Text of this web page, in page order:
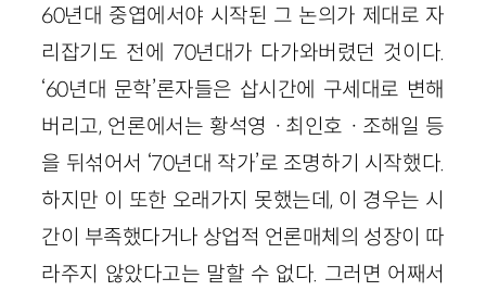
60년대 중엽에서야 시작된 그 논의가 제대로 자
리잡기도 전에 70년대가 다가와버렸던 것이다.
‘60년대 문학’론자들은 삽시간에 구세대로 변해
버리고, 언론에서는 황석영ㆍ최인호ㆍ조해일 등
을 뒤섞어서 ‘70년대 작가’로 조명하기 시작했다.
하지만 이 또한 오래가지 못했는데, 이 경우는 시
간이 부족했다거나 상업적 언론매체의 성장이 따
라주지 않았다고는 말할 수 없다. 그러면 어째서